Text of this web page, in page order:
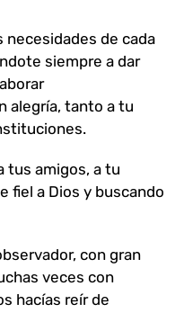
necesidades de cada
siempre a dar
alegría, tanto a tu
tus amigos, a tu
fiel a Dios y buscando
con gran
veces con
hacías reír de